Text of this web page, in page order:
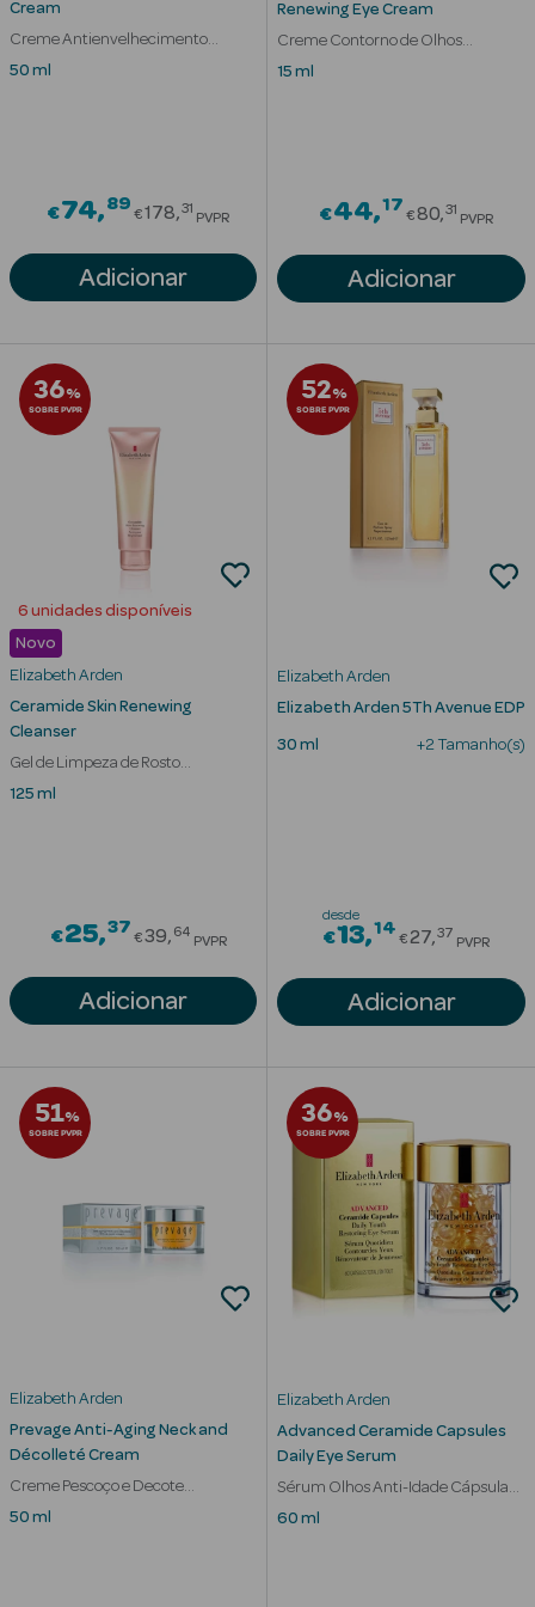
Cosmética
Hidratantes
Protetores
Solares
Refirmantes
Desodorizantes
Corporais
Cicatrizantes
Depilatórios
Mãos
Pés
Coffrets
Cosmética
Cream
Creme Antienvelhecimento
Protetor SPF30
50 ml
€74 89Price reduced from
€178 31
PVPR
Adicionar
Renewing Eye Cream
Creme Contorno de Olhos
Iluminador Anti-Rugas
15 ml
€44 17Price
€80 31
PVPR
Adicionar
36%
SOBRE PVPR
6 unidades disponíveis
Novo
Elizabeth Arden
Ceramide Skin Renewing
Cleanser
Gel de Limpeza de Rosto
Hidratante
125 ml
€25 37Price reduced from
€39 64
PVPR
Adicionar
52%
SOBRE PVPR
Elizabeth Arden
Elizabeth Arden 5Th Avenue EDP
30 ml +2 Tamanho(s)
desde
€13 14Price
€27 37
PVPR
Adicionar
51%
SOBRE PVPR
Elizabeth Arden
Prevage Anti-Aging Neck and
Décolleté Cream
Creme Pescoço e Decote
Antienvelhecimento
50 ml
36%
SOBRE PVPR
Elizabeth Arden
Advanced Ceramide Capsules
Daily Eye Serum
Sérum Olhos Anti-Idade Cápsulas
Ceramide
60 ml